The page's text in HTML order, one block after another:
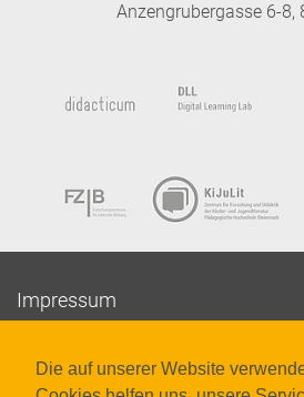
Die auf unserer Website
Anzengrubergasse 6-8,
Impressum
Datenschutzerklärung